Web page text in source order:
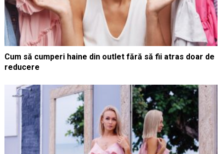
Cum să cumperi haine din outlet fără să fii atras doar de
reducere